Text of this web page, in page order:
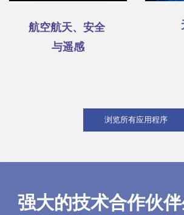
航空航天、安全
与遥感
浏览所有应用程序
强大的技术合作伙